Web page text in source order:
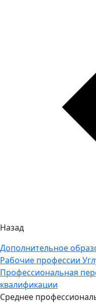
Назад
Дополнительное
Рабочие профессии
Профессиональная
квалификации
Среднее